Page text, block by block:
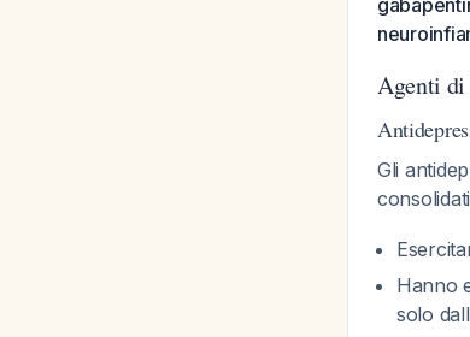
Agenti di
Gli
consolidati
Hanno
solo